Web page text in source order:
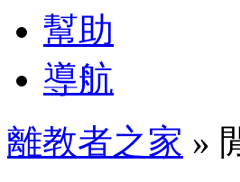
幫助
導航
離教者之家 »